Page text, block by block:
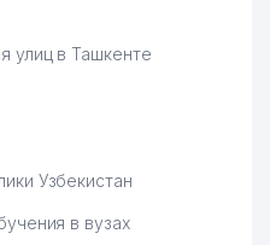
улиц в Ташкенте
Узбекистан
в вузах